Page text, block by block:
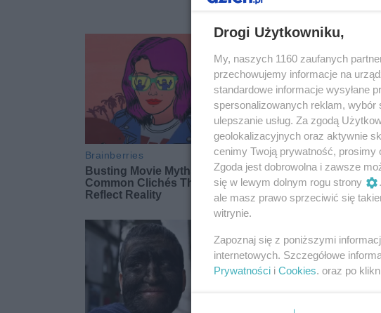
Drogi Użytkowniku,
My, naszych 1160 zaufanych
przechowujemy informacje na
standardowe informacje wysyłane
spersonalizowanych reklam, wybór
ulepszanie usług. Za zgodą
geolokalizacyjnych oraz aktywnie
cenimy Twoją prywatność, prosimy
Zgoda jest dobrowolna i zawsze
się w lewym dolnym rogu strony
ale masz prawo sprzeciwić się
witrynie.
Zapoznaj się z poniższymi
internetowych. Szczegółowe
Prywatności i Cookies. oraz po